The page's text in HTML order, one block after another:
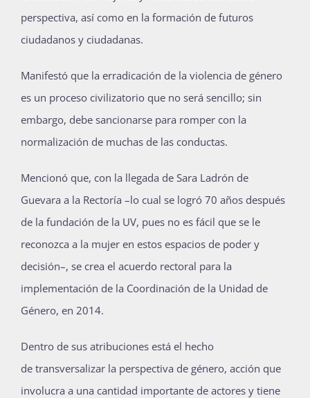
perspectiva, así como en la formación de futuros
ciudadanos y ciudadanas.
Manifestó que la erradicación de la violencia de género
es un proceso civilizatorio que no será sencillo; sin
embargo, debe sancionarse para romper con la
normalización de muchas de las conductas.
Mencionó que, con la llegada de Sara Ladrón de
Guevara a la Rectoría –lo cual se logró 70 años después
de la fundación de la UV, pues no es fácil que se le
reconozca a la mujer en estos espacios de poder y
decisión–, se crea el acuerdo rectoral para la
implementación de la Coordinación de la Unidad de
Género, en 2014.
Dentro de sus atribuciones está el hecho
de transversalizar la perspectiva de género, acción que
involucra a una cantidad importante de actores y tiene